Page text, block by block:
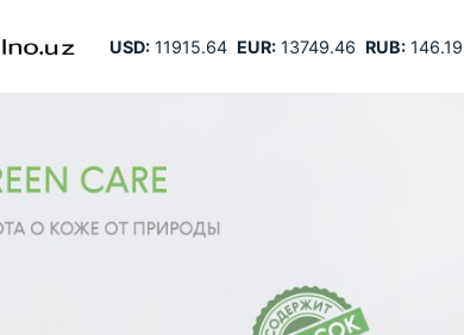
USD:11915.64 EUR:13749.46 RUB:146.19